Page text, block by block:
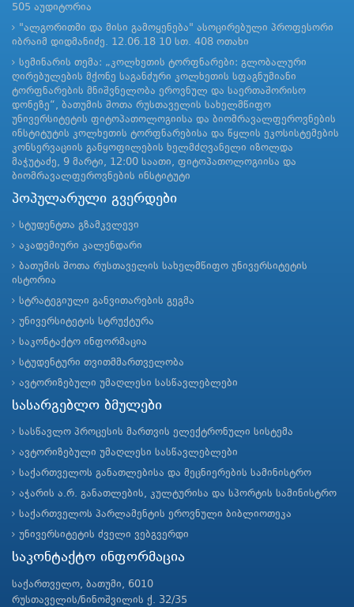
505 აუდიტორია
"ალგორითმი და მისი გამოყენება" ასოცირებული პროფესორი
იბრაიმ დიდმანიძე. 12.06.18 10 სთ. 408 ოთახი
სემინარის თემა: „კოლხეთის ტორფნარები: გლობალური
ღირებულების მქონე საგანძური კოლხეთის სფაგნუმიანი
ტორფნარების მნიშვნელობა ეროვნულ და საერთაშორისო
დონეზე“, ბათუმის შოთა რუსთაველის სახელმწიფო
უნივერსიტეტის ფიტოპათოლოგიისა და ბიომრავალფეროვნების
ინსტიტუტის კოლხეთის ტორფნარებისა და წყლის ეკოსისტემების
კონსერვაციის განყოფილების ხელმძღვანელი იზოლდა
მაჭუტაძე, 9 მარტი, 12:00 საათი, ფიტოპათოლოგიისა და
ბიომრავალფეროვნების ინსტიტუტი
პოპულარული გვერდები
სტუდენტთა გზამკვლევი
აკადემიური კალენდარი
ბათუმის შოთა რუსთაველის სახელმწიფო უნივერსიტეტის
ისტორია
სტრატეგიული განვითარების გეგმა
უნივერსიტეტის სტრუქტურა
საკონტაქტო ინფორმაცია
სტუდენტური თვითმმართველობა
ავტორიზებული უმაღლესი სასწავლებლები
სასარგებლო ბმულები
სასწავლო პროცესის მართვის ელექტრონული სისტემა
ავტორიზებული უმაღლესი სასწავლებლები
საქართველოს განათლებისა და მეცნიერების სამინისტრო
აჭარის ა.რ. განათლების, კულტურისა და სპორტის სამინისტრო
საქართველოს პარლამენტის ეროვნული ბიბლიოთეკა
უნივერსიტეტის ძველი ვებგვერდი
საკონტაქტო ინფორმაცია
საქართველო, ბათუმი, 6010
რუსთაველის/ნინოშვილის ქ. 32/35